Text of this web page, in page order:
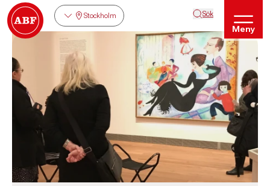
Stockholm Sök
Meny